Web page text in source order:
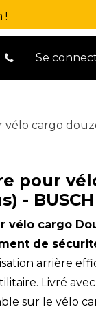
!
Se
cargo
pour
-
cargo
de
arrière
Livré
sur le vélo